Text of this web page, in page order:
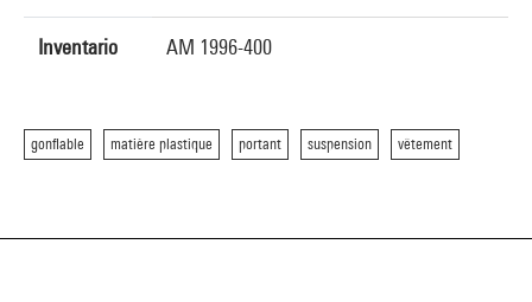
Inventario AM 1996-400
gonflable matière plastique portant suspension vêtement